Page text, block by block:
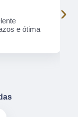
e ótima
›